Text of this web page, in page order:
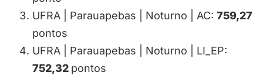
UFRA | Parauapebas | Noturno | AC: 759,27
pontos
UFRA | Parauapebas | Noturno | LI_EP:
752,32 pontos